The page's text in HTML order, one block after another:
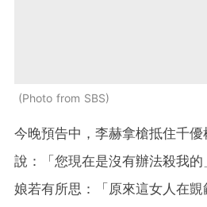
Photo from SBS
今晚預告中，李赫拿槍抵住千
說：「您現在是沒有辦法殺我
娘若有所思：「原來這女人在